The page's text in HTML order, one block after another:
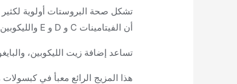
أن الفيتامينات C و D و E والليكوبين والسيلينيوم والزنك تساعد في تعزيز صحة البروستات.
تساعد إضافة زيت الليكوبين،
هذا المزيج الرائع معبأ في